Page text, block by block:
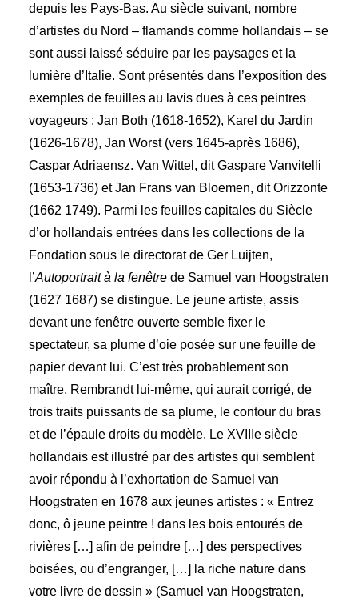
depuis les Pays-Bas. Au siècle suivant, nombre
d’artistes du Nord – flamands comme hollandais – se
sont aussi laissé séduire par les paysages et la
lumière d’Italie. Sont présentés dans l’exposition des
exemples de feuilles au lavis dues à ces peintres
voyageurs : Jan Both (1618-1652), Karel du Jardin
(1626-1678), Jan Worst (vers 1645-après 1686),
Caspar Adriaensz. Van Wittel, dit Gaspare Vanvitelli
(1653-1736) et Jan Frans van Bloemen, dit Orizzonte
(1662 1749). Parmi les feuilles capitales du Siècle
d’or hollandais entrées dans les collections de la
Fondation sous le directorat de Ger Luijten,
l’Autoportrait à la fenêtre de Samuel van Hoogstraten
(1627 1687) se distingue. Le jeune artiste, assis
devant une fenêtre ouverte semble fixer le
spectateur, sa plume d’oie posée sur une feuille de
papier devant lui. C’est très probablement son
maître, Rembrandt lui-même, qui aurait corrigé, de
trois traits puissants de sa plume, le contour du bras
et de l’épaule droits du modèle. Le XVIIIe siècle
hollandais est illustré par des artistes qui semblent
avoir répondu à l’exhortation de Samuel van
Hoogstraten en 1678 aux jeunes artistes : « Entrez
donc, ô jeune peintre ! dans les bois entourés de
rivières […] afin de peindre […] des perspectives
boisées, ou d’engranger, […] la riche nature dans
votre livre de dessin » (Samuel van Hoogstraten,